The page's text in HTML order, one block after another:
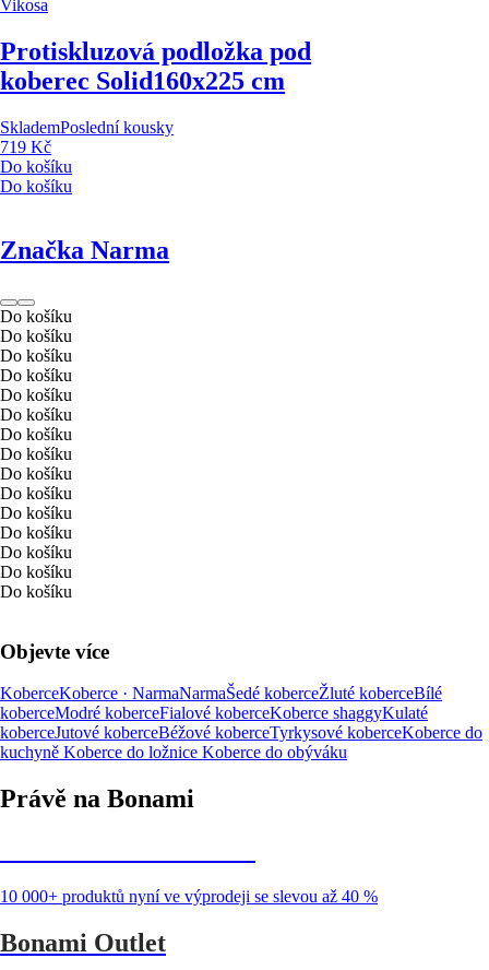
Vikosa
Protiskluzová podložka pod
koberec Solid160x225 cm
SklademPoslední kousky
719 Kč
Do košíku
Do košíku
Značka Narma
Do košíku
Do košíku
Do košíku
Do košíku
Do košíku
Do košíku
Do košíku
Do košíku
Do košíku
Do košíku
Do košíku
Do košíku
Do košíku
Do košíku
Do košíku
Objevte více
KoberceKoberce · NarmaNarmaŠedé koberceŽluté koberceBílé
koberceModré koberceFialové koberceKoberce shaggyKulaté
koberceJutové koberceBéžové koberceTyrkysové koberceKoberce do
kuchyně Koberce do ložnice Koberce do obýváku
Právě na Bonami
10 000+ produktů nyní ve výprodeji se slevou až 40 %
Bonami Outlet